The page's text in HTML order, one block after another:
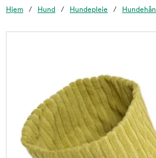
Hjem Hund Hundepleie